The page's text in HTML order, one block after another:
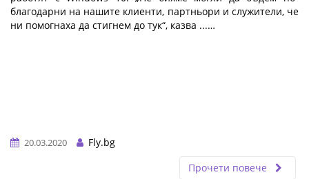
благодарни на нашите клиенти, партньори и служители, че
ни помогнаха да стигнем до тук“, казва ...…
20.03.2020
Fly.bg
Прочети повече